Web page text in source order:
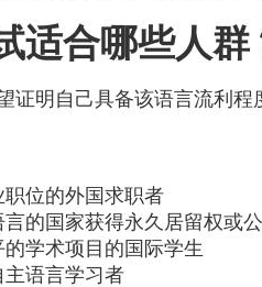
适合哪些人群
证明自己具备该语言流利程
位的外国求职者
的国家获得永久居留权或
学术项目的国际学生
语言学习者